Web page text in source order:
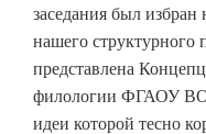
заседания был избран
нашего структурного
представлена
филологии ФГАОУ
идеи которой тесно